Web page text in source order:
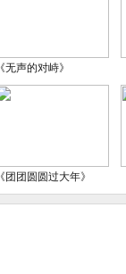
《无声的对峙》
《团团圆圆过大年》